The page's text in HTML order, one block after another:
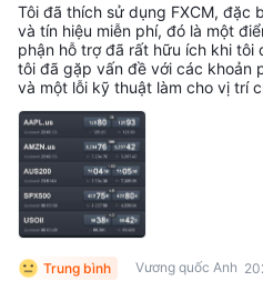
Tôi đã thích sử dụng FXCM, đặc
và tín hiệu miễn phí, đó là một
phận hỗ trợ đã rất hữu ích khi tôi
tôi đã gặp vấn đề với các khoản
và một lỗi kỹ thuật làm cho vị trí
nhưng trải nghiệm đó đã gây
cung cấp nguồn tài nguyên tuyệt
tính ổn định của nền tảng và tính
Trung bình Vương quốc Anh